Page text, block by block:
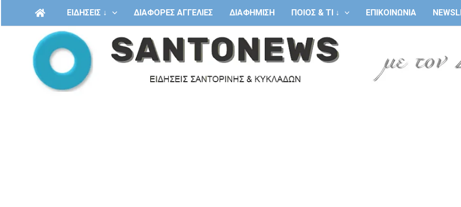
ΕΙΔΗΣΕΙΣ ↓ ΔΙΑΦΟΡΕΣ ΑΓΓΕΛΙΕΣ ΔΙΑΦΗΜΙΣΗ ΠΟΙΟΣ & ΤΙ ↓ ΕΠΙΚΟΙΝΩΝΙΑ